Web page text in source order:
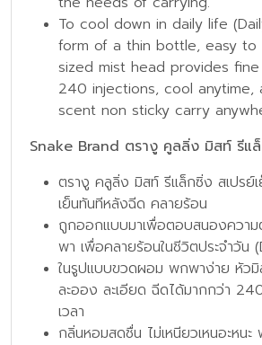
To cool down in daily life
form of a thin bottle, easy to
sized mist head provides
240 injections, cool anytime,
scent non sticky carry
Snake Brand ตรางู คูลลิ่ง มิสท์ รีแ
ตรางู คลูลิ่ง มิสท์ รีแล็กซิ่ง สเปรย์
เย็นทันทีหลังฉีด คลายร้อน
ถูกออกแบบมาเพื่อตอบสนองความ
พา เพื่อคลายร้อนในชีวิตประจำวัน
ในรูปแบบขวดผอม พกพาง่าย หัวมิ
ละออง ละเอียด ฉีดได้มากกว่า
เวลา
กลิ่นหอมสดชื่น ไม่เหนียวเหนอะหน